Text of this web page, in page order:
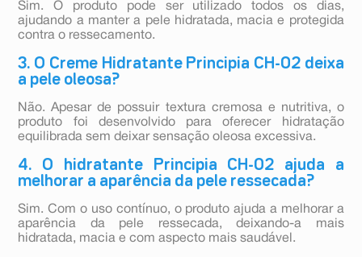
Sim. O produto pode ser utilizado todos os dias,
ajudando a manter a pele hidratada, macia e protegida
contra o ressecamento.
3. O Creme Hidratante Principia CH-02 deixa
a pele oleosa?
Não. Apesar de possuir textura cremosa e nutritiva, o
produto foi desenvolvido para oferecer hidratação
equilibrada sem deixar sensação oleosa excessiva.
4. O hidratante Principia CH-02 ajuda a
melhorar a aparência da pele ressecada?
Sim. Com o uso contínuo, o produto ajuda a melhorar a
aparência da pele ressecada, deixando-a mais
hidratada, macia e com aspecto mais saudável.